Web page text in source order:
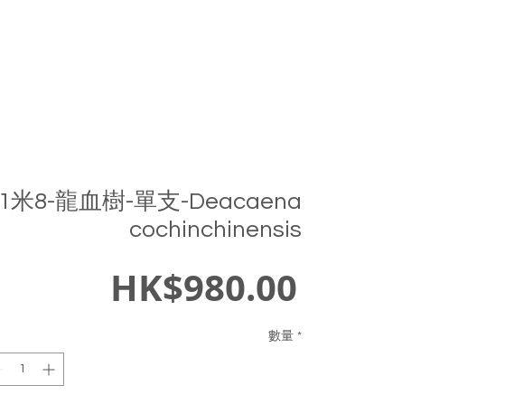
1米8-龍血樹-單支-Deacaena
cochinchinensis
HK$980.00
格
數量 *